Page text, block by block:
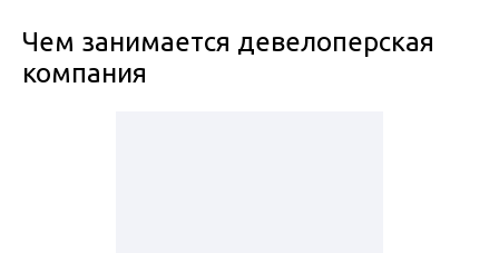
Чем занимается девелоперская
компания